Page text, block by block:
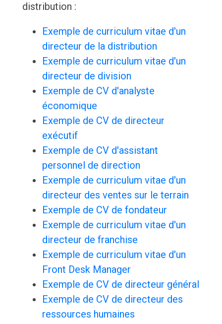
distribution :
Exemple de curriculum vitae d'un
directeur de la distribution
Exemple de curriculum vitae d'un
directeur de division
Exemple de CV d'analyste
économique
Exemple de CV de directeur
exécutif
Exemple de CV d'assistant
personnel de direction
Exemple de curriculum vitae d'un
directeur des ventes sur le terrain
Exemple de CV de fondateur
Exemple de curriculum vitae d'un
directeur de franchise
Exemple de curriculum vitae d'un
Front Desk Manager
Exemple de CV de directeur général
Exemple de CV de directeur des
ressources humaines